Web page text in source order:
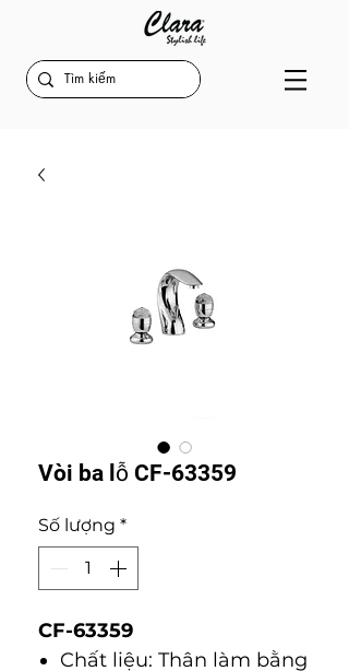
Vòi ba lỗ CF-63359
Số lượng *
CF-63359
Chất liệu: Thân làm bằng